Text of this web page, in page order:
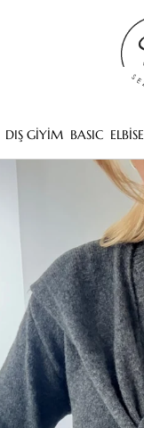
DIŞ GİYİM BASIC ELBİSE